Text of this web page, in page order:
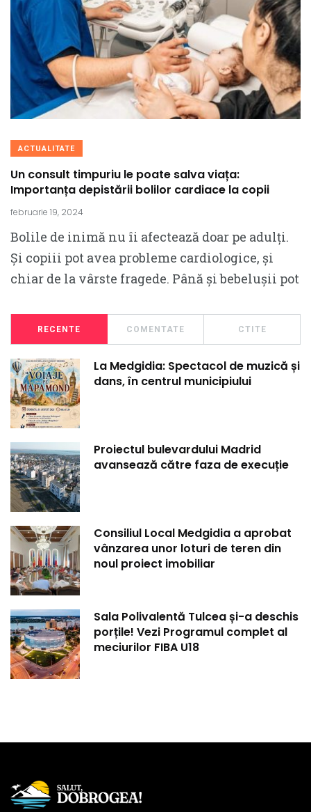
ACTUALITATE
Un consult timpuriu le poate salva viața:
Importanța depistării bolilor cardiace la copii
februarie 19, 2024
Bolile de inimă nu îi afectează doar pe adulți.
Și copiii pot avea probleme cardiologice, și
chiar de la vârste fragede. Până și bebelușii pot
RECENTE COMENTATE CTITE
La Medgidia: Spectacol de muzică și
dans, în centrul municipiului
Proiectul bulevardului Madrid
avansează către faza de execuție
Consiliul Local Medgidia a aprobat
vânzarea unor loturi de teren din
noul proiect imobiliar
Sala Polivalentă Tulcea și-a deschis
porțile! Vezi Programul complet al
meciurilor FIBA U18